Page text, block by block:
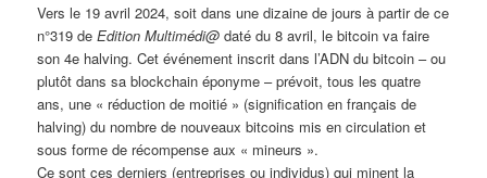
Vers le 19 avril 2024, soit dans une dizaine de jours à partir de ce
n°319 deEdition Multimédi@ daté du 8 avril, le bitcoin va faire
son 4e halving. Cet événement inscrit dans l’ADN du bitcoin – ou
plutôt dans sa blockchain éponyme – prévoit, tous les quatre
ans, une « réduction de moitié » (signification en français de
halving) du nombre de nouveaux bitcoins mis en circulation et
sous forme de récompense aux « mineurs ».
Ce sont ces derniers (entreprises ou individus) qui minent la